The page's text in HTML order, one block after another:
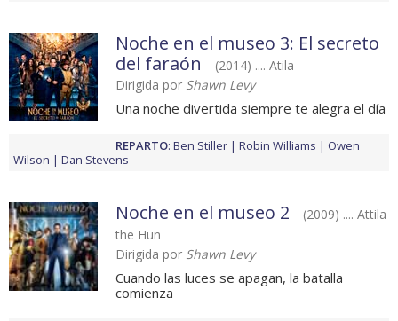
Noche en el museo 3: El secreto
del faraón
(2014) .... Atila
Dirigida por Shawn Levy
Una noche divertida siempre te alegra el día
REPARTO: Ben Stiller Robin Williams
Owen
Wilson
Dan Stevens
Noche en el museo 2
(2009) .... Attila
the Hun
Dirigida por Shawn Levy
Cuando las luces se apagan, la batalla
comienza